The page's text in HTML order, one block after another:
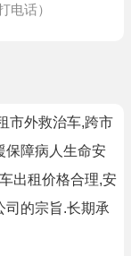
电话）
市外救治车,跨市
保障病人生命安
出租价格合理,安
司的宗旨.长期承